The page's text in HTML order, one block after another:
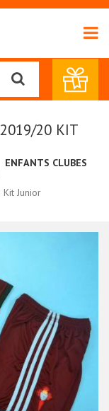
2019/20 KIT
ENFANTS CLUBES
Junior